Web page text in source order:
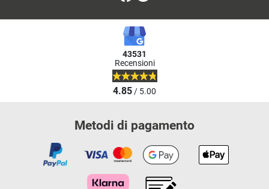
43531
Recensioni
4.85/ 5.00
Metodi di pagamento